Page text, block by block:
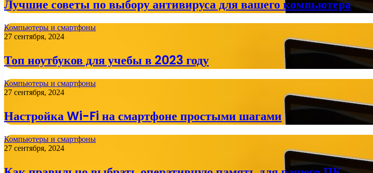
Лучшие советы по выбору антивируса для вашего компьютера
Компьютеры и смартфоны
27 сентября, 2024
Топ ноутбуков для учебы в 2023 году
Компьютеры и смартфоны
27 сентября, 2024
Настройка Wi-Fi на смартфоне простыми шагами
Компьютеры и смартфоны
27 сентября, 2024